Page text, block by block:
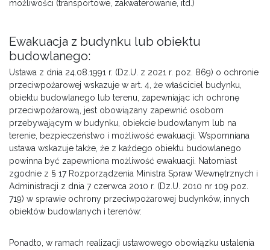
możliwości (transportowe, zakwaterowanie, itd.)
Ewakuacja z budynku lub obiektu
budowlanego:
Ustawa z dnia 24.08.1991 r. (Dz.U. z 2021 r. poz. 869) o ochronie
przeciwpożarowej wskazuje w art. 4, że właściciel budynku,
obiektu budowlanego lub terenu, zapewniając ich ochronę
przeciwpożarową, jest obowiązany zapewnić osobom
przebywającym w budynku, obiekcie budowlanym lub na
terenie, bezpieczeństwo i możliwość ewakuacji. Wspomniana
ustawa wskazuje także, że z każdego obiektu budowlanego
powinna być zapewniona możliwość ewakuacji. Natomiast
zgodnie z § 17 Rozporządzenia Ministra Spraw Wewnętrznych i
Administracji z dnia 7 czerwca 2010 r. (Dz.U. 2010 nr 109 poz.
719) w sprawie ochrony przeciwpożarowej budynków, innych
obiektów budowlanych i terenów:
Ponadto, w ramach realizacji ustawowego obowiązku ustalenia